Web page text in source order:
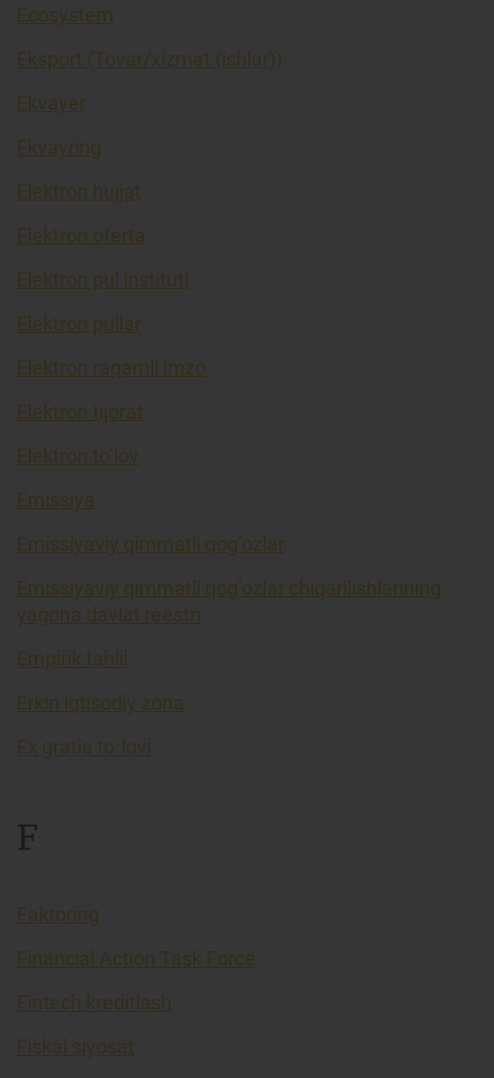
Ecosystem
Eksport (Tovar/xizmat (ishlar))
Ekvayer
Ekvayring
Elektron hujjat
Elektron oferta
Elektron pul instituti
Elektron pullar
Elektron raqamli imzo
Elektron tijorat
Elektron to’lov
Emissiya
Emissiyaviy qimmatli qog’ozlar
Emissiyaviy qimmatli qog’ozlar chiqarilishlarining
yagona davlat reestri
Empirik tahlil
Erkin iqtisodiy zona
Ex gratia toʻlovi
F
Faktoring
Financial Action Task Force
Fintech kreditlash
Fiskal siyosat